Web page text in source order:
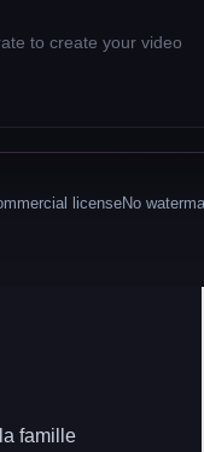
to create your video
licenseNo
famille